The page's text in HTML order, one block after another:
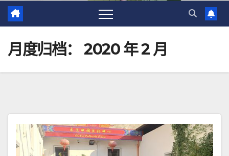
月度归档： 2020 年 2 月